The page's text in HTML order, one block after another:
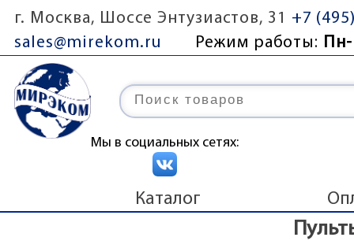
г. Москва, Шоссе Энтузиастов, 31
+7
sales@mirekom.ru
Режим работы:
Мы в социальных сетях:
Каталог